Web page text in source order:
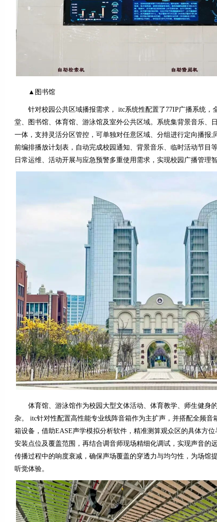
▲图书馆
针对校园公共区域播报需求， itc系统性配置了77IP广播系统，
堂、图书馆、体育馆、游泳馆及室外公共区域。系统集背景音乐、
一体，支持灵活分区管控，可单独对任意区域、分组进行定向播报;
前编排播放计划表，自动完成校园通知、背景音乐、临时活动节目
日常运维、活动开展与应急预警多重使用需求，实现校园广播管理
体育馆、游泳馆作为校园大型文体活动、体育教学、师生健身
杂。 itc针对性配置高性能专业线阵音箱作为主扩声，并搭配全频音
箱设备，借助EASE声学模拟分析软件，精准测算观众区的具体方
安装点位及覆盖范围，再结合调音师现场精细化调试，实现声音的
传播过程中的响度衰减，确保声场覆盖的穿透力与均匀性，为场馆
听觉体验。